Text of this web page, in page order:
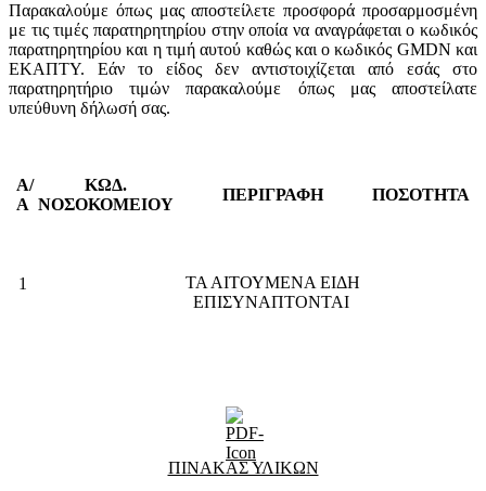
Παρακαλούμε όπως μας αποστείλετε προσφορά προσαρμοσμένη
με τις τιμές παρατηρητηρίου στην οποία να αναγράφεται ο κωδικός
παρατηρητηρίου και η τιμή αυτού καθώς και ο κωδικός GMDN και
ΕΚΑΠΤΥ. Εάν το είδος δεν αντιστοιχίζεται από εσάς στο
παρατηρητήριο τιμών παρακαλούμε όπως μας αποστείλατε
υπεύθυνη δήλωσή σας.
Α/
Α
ΚΩΔ.
ΝΟΣΟΚΟΜΕΙΟΥ
ΠΕΡΙΓΡΑΦΗ ΠΟΣΟΤΗΤΑ
1
ΤΑ ΑΙΤΟΥΜΕΝΑ ΕΙΔΗ
ΕΠΙΣΥΝΑΠΤΟΝΤΑΙ
ΠΙΝΑΚΑΣ ΥΛΙΚΩΝ